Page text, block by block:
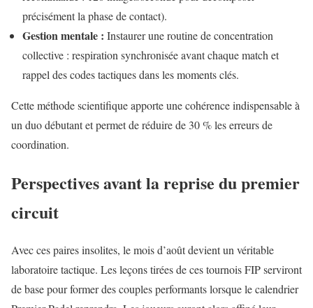
précisément la phase de contact).
Gestion mentale : Instaurer une routine de concentration
collective : respiration synchronisée avant chaque match et
rappel des codes tactiques dans les moments clés.
Cette méthode scientifique apporte une cohérence indispensable à
un duo débutant et permet de réduire de 30 % les erreurs de
coordination.
Perspectives avant la reprise du premier
circuit
Avec ces paires insolites, le mois d’août devient un véritable
laboratoire tactique. Les leçons tirées de ces tournois FIP serviront
de base pour former des couples performants lorsque le calendrier